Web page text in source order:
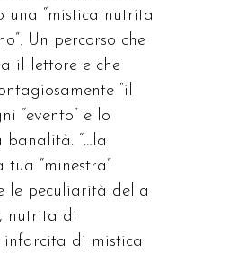
una “mistica nutrita
Un percorso che
il lettore e che
“il
“evento” e lo
“…la
“minestra”
le peculiarità della
nutrita di
infarcita di mistica